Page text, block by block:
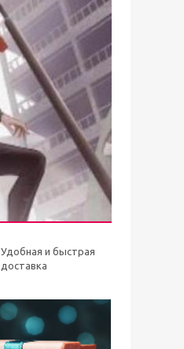
Удобная и быстрая
доставка